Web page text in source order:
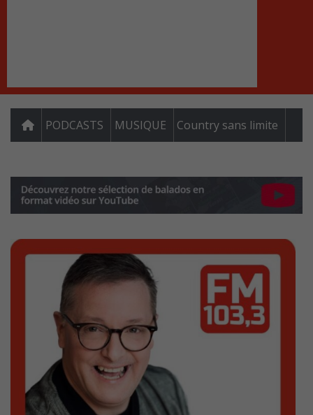
PODCASTS MUSIQUE Country sans limite